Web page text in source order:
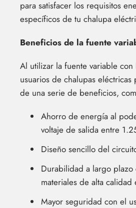
para satisfacer los requisitos
específicos de tu chalupa
Beneficios de la fuente
Al utilizar la fuente variable con
usuarios de chalupas
de una serie de beneficios,
Ahorro de energía al
voltaje de salida entre
Diseño sencillo del
Durabilidad a largo
materiales de alta calidad
Mayor seguridad con el